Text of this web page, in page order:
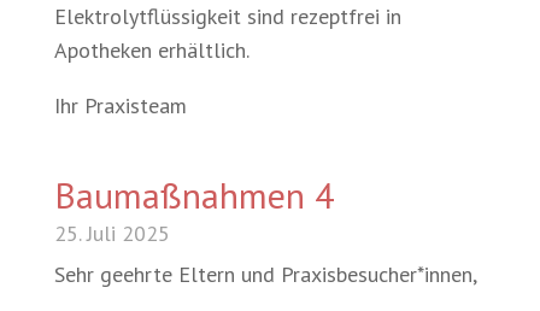
Elektrolytflüssigkeit sind rezeptfrei in
Apotheken erhältlich.
Ihr Praxisteam
Baumaßnahmen 4
25. Juli 2025
Sehr geehrte Eltern und Praxisbesucher*innen,